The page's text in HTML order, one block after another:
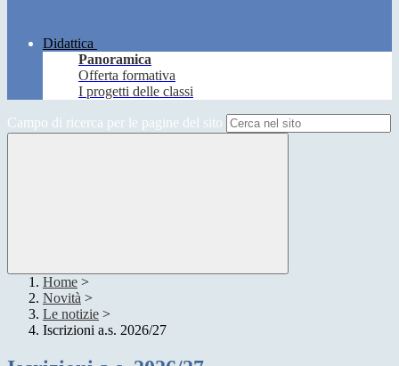
Didattica
Panoramica
Offerta formativa
I progetti delle classi
Campo di ricerca per le pagine del sito
Home >
Novità >
Le notizie >
Iscrizioni a.s. 2026/27